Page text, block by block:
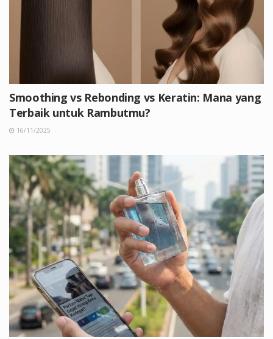
Smoothing vs Rebonding vs Keratin: Mana yang
Terbaik untuk Rambutmu?
16/11/2025